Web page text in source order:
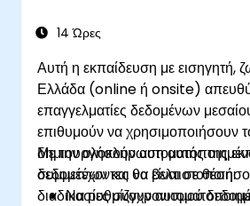
14 Ώρες
Αυτή η εκπαίδευση με εισηγητή,
Ελλάδα (online ή onsite)
επαγγελματίες δεδομένων
επιθυμούν να χρησιμοποιήσουν
δημιουργήσουν
δεδομένων και να
διαδικασίες συγχρονισμού
Με την ολοκλήρωση αυτής της
συμμετέχοντες θα είναι σε θέση:
Να ρυθμίζουν